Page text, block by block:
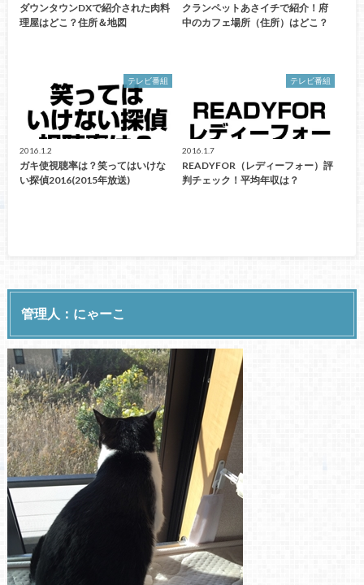
ダウンタウンDXで紹介された肉料
理屋はどこ？住所＆地図
クランペットあさイチで紹介！府
中のカフェ場所（住所）はどこ？
テレビ番組
2016.1.2
ガキ使視聴率は？笑ってはいけな
い探偵2016(2015年放送)
テレビ番組
2016.1.7
READYFOR（レディーフォー）評
判チェック！平均年収は？
管理人：にゃーこ